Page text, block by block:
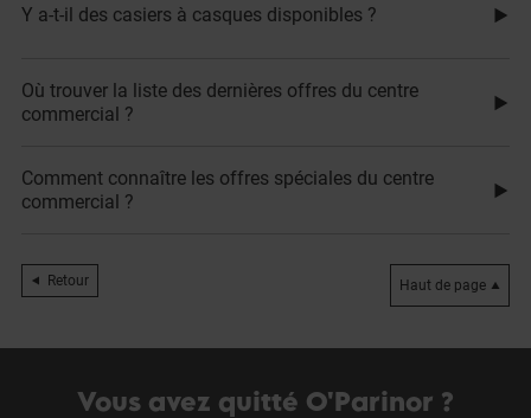
Y a-t-il des casiers à casques disponibles ?
Où trouver la liste des dernières offres du centre
commercial ?
Comment connaître les offres spéciales du centre
commercial ?
Retour Haut de page
Vous avez quitté O'Parinor ?